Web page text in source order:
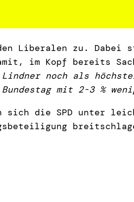
Liberalen zu. Dabei
im Kopf bereits
noch als
mit 2-3 %
sich die SPD unter